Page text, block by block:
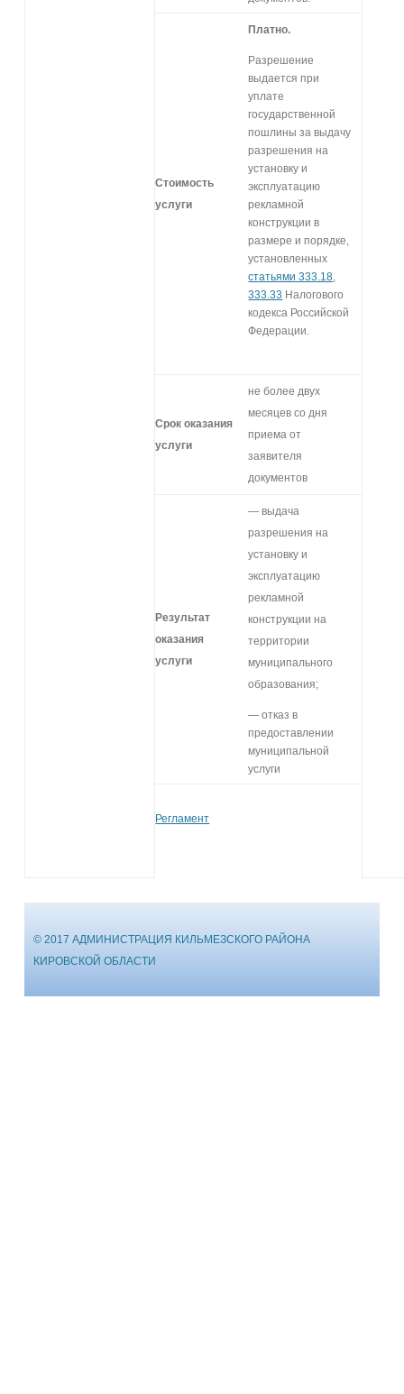
Стоимость
услуги
Платно.
Разрешение
выдается при
уплате
государственной
пошлины за выдачу
разрешения на
установку и
эксплуатацию
рекламной
конструкции в
размере и порядке,
установленных
статьями 333.18,
333.33 Налогового
кодекса Российской
Федерации.
Срок оказания
услуги
не более двух
месяцев со дня
приема от
заявителя
документов
Результат
оказания
услуги
— выдача
разрешения на
установку и
эксплуатацию
рекламной
конструкции на
территории
муниципального
образования;
— отказ в
предоставлении
муниципальной
услуги
Регламент
© 2017 АДМИНИСТРАЦИЯ КИЛЬМЕЗСКОГО РАЙОНА
КИРОВСКОЙ ОБЛАСТИ